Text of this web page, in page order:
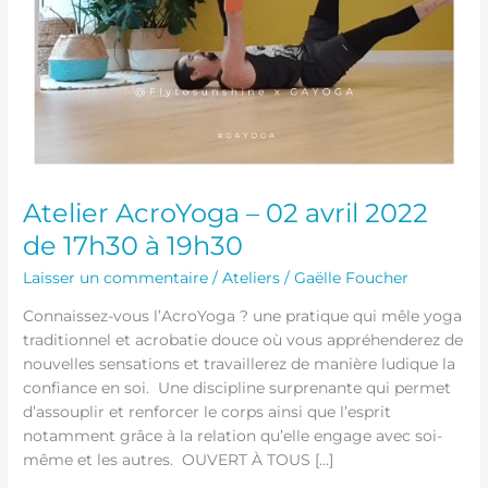
Atelier AcroYoga – 02 avril 2022
de 17h30 à 19h30
Laisser un commentaire /Ateliers /Gaëlle Foucher
Connaissez-vous l’AcroYoga ? une pratique qui mêle yoga
traditionnel et acrobatie douce où vous appréhenderez de
nouvelles sensations et travaillerez de manière ludique la
confiance en soi. Une discipline surprenante qui permet
d’assouplir et renforcer le corps ainsi que l’esprit
notamment grâce à la relation qu’elle engage avec soi-
même et les autres. OUVERT À TOUS […]